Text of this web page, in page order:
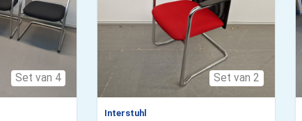
Set van 4 Set van 2
Interstuhl